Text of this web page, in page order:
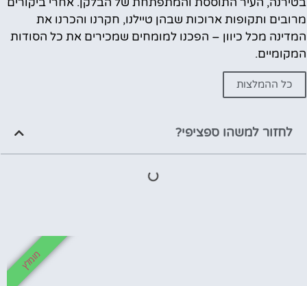
מרובים ותקופות ארוכות שבהן טיילנו, חקרנו והכרנו את
המדינה מכל כיוון – הפכנו למומחים שמכירים את כל הסודות
המקומיים.
כל ההמלצות
לחזור למשהו ספציפי?
מומלץ